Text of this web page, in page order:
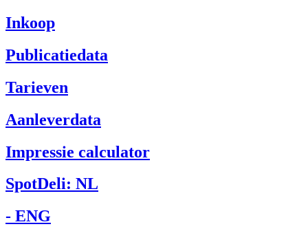
Inkoop
Publicatiedata
Tarieven
Aanleverdata
Impressie calculator
SpotDeli: NL
- ENG